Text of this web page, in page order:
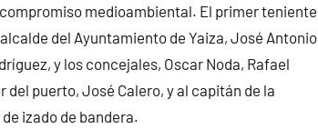
medioambiental. El primer teniente
del Ayuntamiento de Yaiza, José Antonio
y los concejales, Oscar Noda, Rafael
puerto, José Calero, y al capitán de la
izado de bandera.